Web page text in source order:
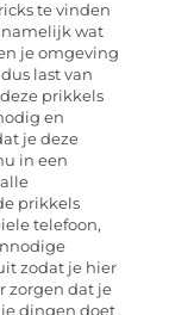
te vinden
namelijk wat
je omgeving
last van
prikkels
en
je deze
in een
prikkels
telefoon,
zodat je hier
zorgen dat je
je dingen doet